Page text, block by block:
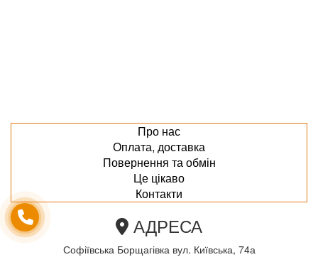
Про нас
Оплата, доставка
Повернення та обмін
Це цікаво
Контакти
АДРЕСА
Софіївська Борщагівка вул. Київська, 74а